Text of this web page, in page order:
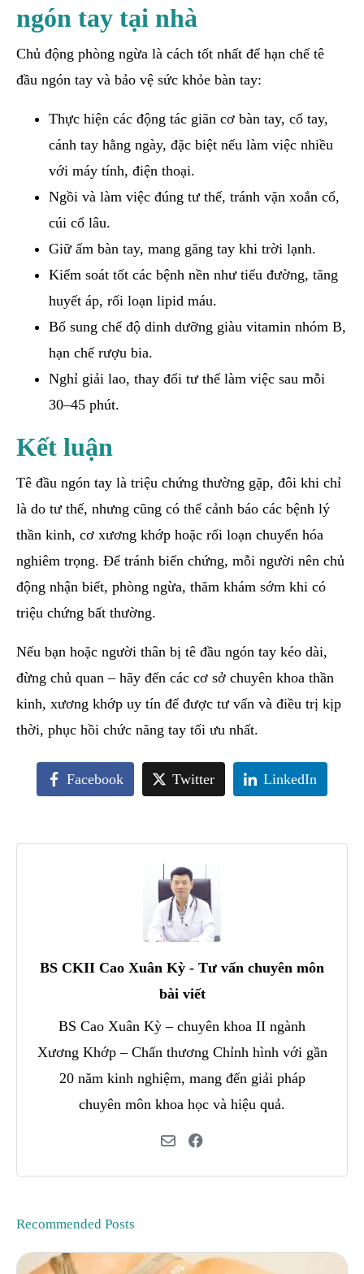
ngón tay tại nhà
Chủ động phòng ngừa là cách tốt nhất để hạn chế tê
đầu ngón tay và bảo vệ sức khỏe bàn tay:
Thực hiện các động tác giãn cơ bàn tay, cổ tay,
cánh tay hằng ngày, đặc biệt nếu làm việc nhiều
với máy tính, điện thoại.
Ngồi và làm việc đúng tư thế, tránh vặn xoắn cổ,
cúi cổ lâu.
Giữ ấm bàn tay, mang găng tay khi trời lạnh.
Kiểm soát tốt các bệnh nền như tiểu đường, tăng
huyết áp, rối loạn lipid máu.
Bổ sung chế độ dinh dưỡng giàu vitamin nhóm B,
hạn chế rượu bia.
Nghỉ giải lao, thay đổi tư thế làm việc sau mỗi
30–45 phút.
Kết luận
Tê đầu ngón tay là triệu chứng thường gặp, đôi khi chỉ
là do tư thế, nhưng cũng có thể cảnh báo các bệnh lý
thần kinh, cơ xương khớp hoặc rối loạn chuyển hóa
nghiêm trọng. Để tránh biến chứng, mỗi người nên chủ
động nhận biết, phòng ngừa, thăm khám sớm khi có
triệu chứng bất thường.
Nếu bạn hoặc người thân bị tê đầu ngón tay kéo dài,
đừng chủ quan – hãy đến các cơ sở chuyên khoa thần
kinh, xương khớp uy tín để được tư vấn và điều trị kịp
thời, phục hồi chức năng tay tối ưu nhất.
Facebook Twitter LinkedIn
BS CKII Cao Xuân Kỳ - Tư vấn chuyên môn
bài viết
BS Cao Xuân Kỳ – chuyên khoa II ngành
Xương Khớp – Chấn thương Chỉnh hình với gần
20 năm kinh nghiệm, mang đến giải pháp
chuyên môn khoa học và hiệu quả.
Recommended Posts